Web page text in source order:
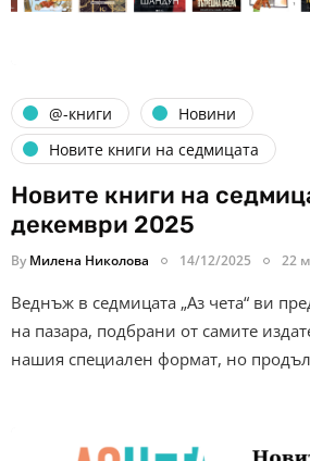
@-книги
Новини
Новите книги на седмицата
Новите книги на
декември 2025
By Милена Николова 14/12/2025 22
Веднъж в седмицата „Аз чета“ ви
на пазара, подбрани от самите
нашия специален формат, но